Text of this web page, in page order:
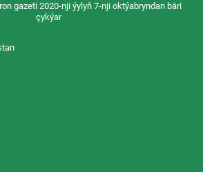
gazeti 2020-nji ýylyň 7-nji oktýabryndan bäri
çykýar